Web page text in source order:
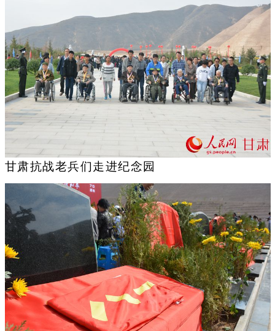
甘肃抗战老兵们走进纪念园